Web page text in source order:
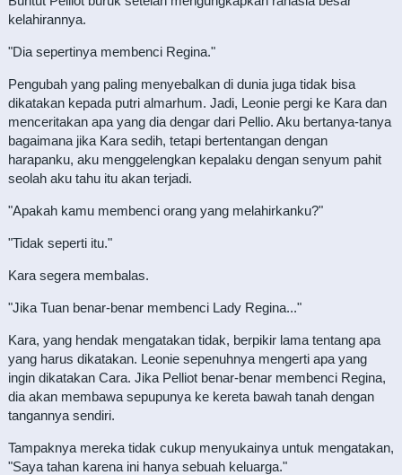
kelahirannya.
"Dia sepertinya membenci Regina."
Pengubah yang paling menyebalkan di dunia juga tidak bisa
dikatakan kepada putri almarhum. Jadi, Leonie pergi ke Kara dan
menceritakan apa yang dia dengar dari Pellio. Aku bertanya-tanya
bagaimana jika Kara sedih, tetapi bertentangan dengan
harapanku, aku menggelengkan kepalaku dengan senyum pahit
seolah aku tahu itu akan terjadi.
"Apakah kamu membenci orang yang melahirkanku?"
"Tidak seperti itu."
Kara segera membalas.
"Jika Tuan benar-benar membenci Lady Regina..."
Kara, yang hendak mengatakan tidak, berpikir lama tentang apa
yang harus dikatakan. Leonie sepenuhnya mengerti apa yang
ingin dikatakan Cara. Jika Pelliot benar-benar membenci Regina,
dia akan membawa sepupunya ke kereta bawah tanah dengan
tangannya sendiri.
Tampaknya mereka tidak cukup menyukainya untuk mengatakan,
"Saya tahan karena ini hanya sebuah keluarga."